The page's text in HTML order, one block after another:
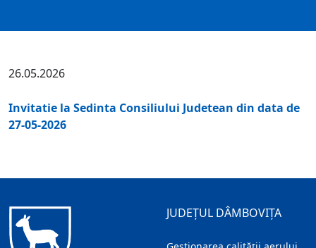
26.05.2026
Invitatie la Sedinta Consiliului Judetean din data de
27-05-2026
JUDEȚUL DÂMBOVIȚA